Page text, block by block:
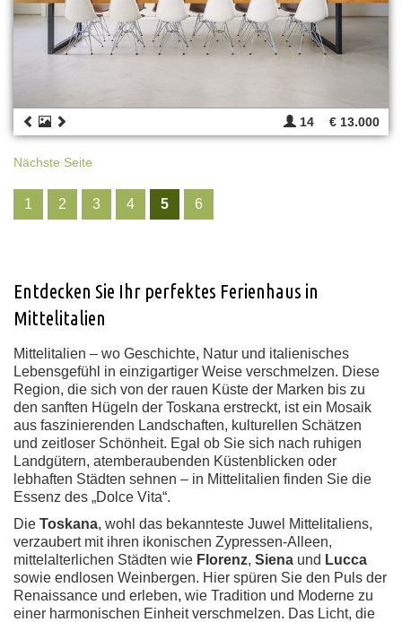
14 € 13.000
Nächste Seite
1 2 3 4 5 6
Entdecken Sie Ihr perfektes Ferienhaus in
Mittelitalien
Mittelitalien – wo Geschichte, Natur und italienisches
Lebensgefühl in einzigartiger Weise verschmelzen. Diese
Region, die sich von der rauen Küste der Marken bis zu
den sanften Hügeln der Toskana erstreckt, ist ein Mosaik
aus faszinierenden Landschaften, kulturellen Schätzen
und zeitloser Schönheit. Egal ob Sie sich nach ruhigen
Landgütern, atemberaubenden Küstenblicken oder
lebhaften Städten sehnen – in Mittelitalien finden Sie die
Essenz des „Dolce Vita“.
Die Toskana, wohl das bekannteste Juwel Mittelitaliens,
verzaubert mit ihren ikonischen Zypressen-Alleen,
mittelalterlichen Städten wie Florenz, Siena und Lucca
sowie endlosen Weinbergen. Hier spüren Sie den Puls der
Renaissance und erleben, wie Tradition und Moderne zu
einer harmonischen Einheit verschmelzen. Das Licht, die